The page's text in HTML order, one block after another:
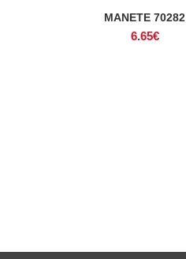
ADICIONAR
MANETE 70282
6.65€